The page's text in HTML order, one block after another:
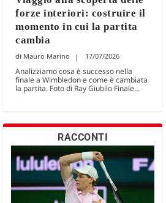
forze interiori: costruire il
momento in cui la partita
cambia
Mauro Marino 17/07/2026
Analizziamo cosa è successo nella
finale a Wimbledon e come è cambiata
la partita. Foto di Ray Giubilo Finale...
RACCONTI